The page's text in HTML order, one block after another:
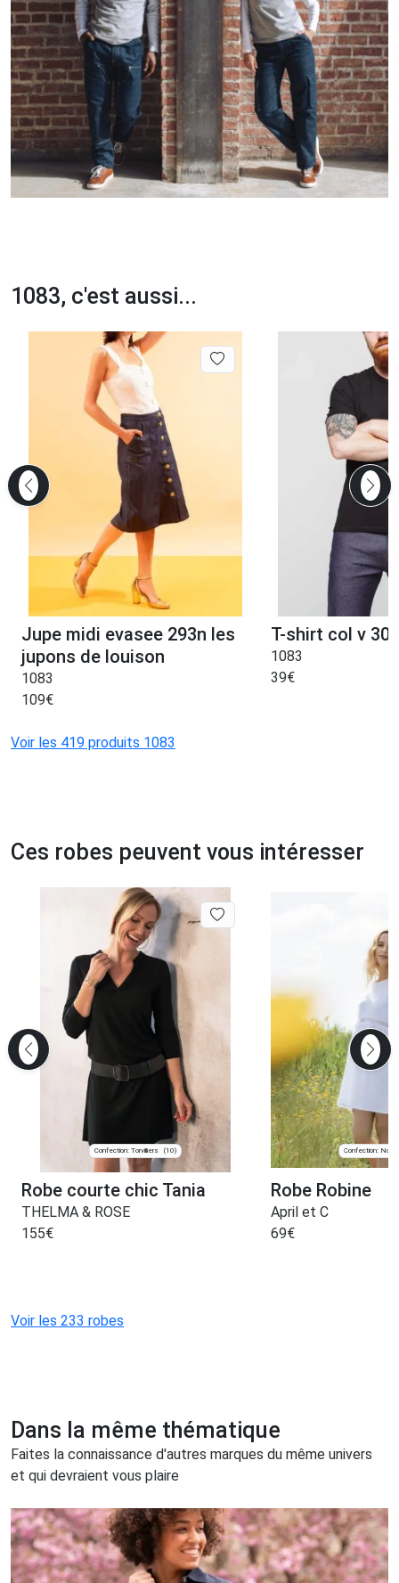
1083, c'est aussi...
Jupe midi evasee 293n les
jupons de louison
1083
109€
T-shirt col v
1083
39€
Voir les 419 produits 1083
Ces robes peuvent vous intéresser
Confection: Torvilliers (10)
Robe courte chic Tania
THELMA & ROSE
155€
Confection:
Robe Robine
April et C
69€
Voir les 233 robes
Dans la même thématique
Faites la connaissance d'autres marques du même univers
et qui devraient vous plaire